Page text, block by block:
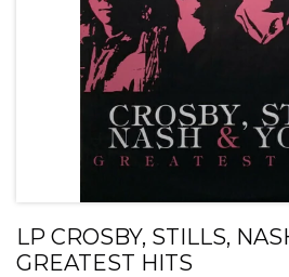
LP CROSBY, STILLS,
GREATEST HITS